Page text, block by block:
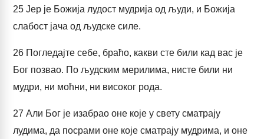
25 Јер је Божија лудост мудрија од људи, и Божија
слабост јача од људске силе.
26 Погледајте себе, браћо, какви сте били кад вас је
Бог позвао. По људским мерилима, нисте били ни
мудри, ни моћни, ни високог рода.
27 Али Бог је изабрао оне које у свету сматрају
лудима, да посрами оне које сматрају мудрима, и оне